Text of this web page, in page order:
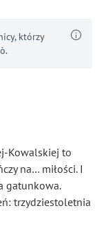
którzy
Kowalskiej to
na… miłości. I
gatunkowa.
trzydziestoletnia
i wcale